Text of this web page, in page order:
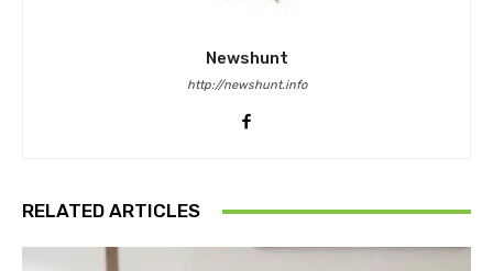
Newshunt
http://newshunt.info
RELATED ARTICLES